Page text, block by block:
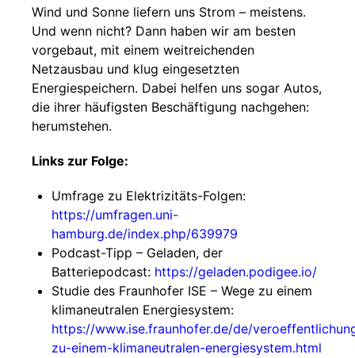
Wind und Sonne liefern uns Strom – meistens.
Und wenn nicht? Dann haben wir am besten
vorgebaut, mit einem weitreichenden
Netzausbau und klug eingesetzten
Energiespeichern. Dabei helfen uns sogar Autos,
die ihrer häufigsten Beschäftigung nachgehen:
herumstehen.
Links zur Folge:
Umfrage zu Elektrizitäts-Folgen:
https://umfragen.uni-
hamburg.de/index.php/639979
Podcast-Tipp – Geladen, der
Batteriepodcast: https://geladen.podigee.io/
Studie des Fraunhofer ISE – Wege zu einem
klimaneutralen Energiesystem:
https://www.ise.fraunhofer.de/de/
zu-einem-klimaneutralen-energiesystem.html